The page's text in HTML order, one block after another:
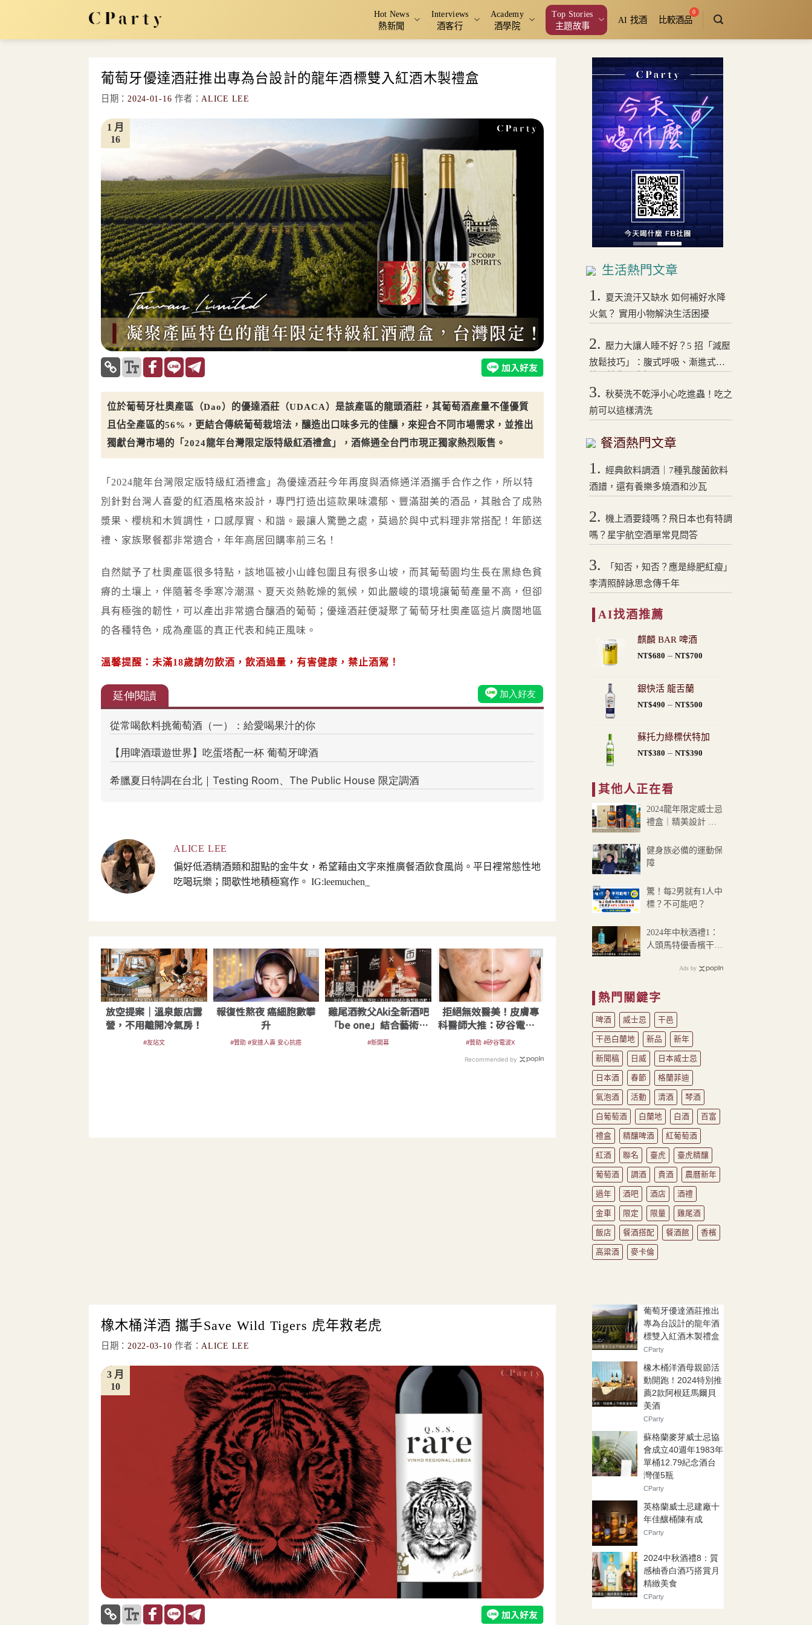
content
Hot News
熱新聞
Interviews
酒客行
Academy
酒學院
Top Stories
主題故事
AI 找酒 比較酒品
葡萄牙優達酒莊推出專為台設計的龍年酒標雙入紅酒木製禮盒
日期： 2024-01-16 作者： ALICE LEE
16
1 月
位於葡萄牙杜奧產區（Dao）的優達酒莊（UDACA）是該產區的龍頭酒莊，其葡萄酒產量不僅優質
且佔全產區的56%，更結合傳統葡萄栽培法，釀造出口味多元的佳釀，來迎合不同市場需求，並推出
獨獻台灣市場的「2024龍年台灣限定版特級紅酒禮盒」，酒條通全台門市現正獨家熱烈販售。
「2024龍年台灣限定版特級紅酒禮盒」為優達酒莊今年再度與酒條通洋酒攜手合作之作，所以特
別針對台灣人喜愛的紅酒風格來設計，專門打造出這款果味濃郁、豐滿甜美的酒品，其融合了成熟
漿果、櫻桃和木質調性，口感厚實、和諧。最讓人驚艷之處，莫過於與中式料理非常搭配！年節送
禮、家族聚餐都非常適合，年年高居回購率前三名！
自然賦予了杜奧產區很多特點，該地區被小山峰包圍且有很多山坡，而其葡萄園均生長在黑綠色貧
瘠的土壤上，伴隨著冬季寒冷潮濕、夏天炎熱乾燥的氣候，如此嚴峻的環境讓葡萄產量不高，但卻
具有極強的韌性，可以產出非常適合釀酒的葡萄；優達酒莊便凝聚了葡萄牙杜奧產區這片廣闊地區
的各種特色，成為產區的真正代表和純正風味。
溫馨提醒：未滿18歲請勿飲酒，飲酒過量，有害健康，禁止酒駕！
ALICE LEE
偏好低酒精酒類和甜點的金牛女，希望藉由文字來推廣餐酒飲食風尚。平日裡常態性地
吃喝玩樂；間歇性地積極寫作。 IG:leemuchen_
放空提案｜溫泉飯店露
營，不用離開冷氣房！
#友站文
PR
報復性熬夜 癌細胞數攀
升
#贊助 #安達人壽 安心抗癌
雞尾酒教父Aki全新酒吧
「be one」結合藝術與
科技體驗
#新開幕
PR
拒絕無效醫美！皮膚專
科醫師大推：矽谷電波 X
讓肌膚由內而外更強韌
#贊助 #矽谷電波X
Recommended by
生活熱門文章
1.
夏天流汗又缺水 如何補好水降
火氣？ 實用小物解決生活困擾
2.
壓力大讓人睡不好？5 招「減壓
放鬆技巧」：腹式呼吸、漸進式拉
3. 秋葵洗不乾淨小心吃進蟲！吃之
前可以這樣清洗
餐酒熱門文章
1. 經典飲料調酒｜7種乳酸菌飲料
酒譜，還有養樂多燒酒和沙瓦
2. 機上酒要錢嗎？飛日本也有特調
嗎？星宇航空酒單常見問答
3.
「知否，知否？應是綠肥紅瘦」
李清照醉詠思念傳千年
AI找酒推薦
麒麟 BAR 啤酒
NT$680 – NT$700價
NT$680
NT$700
銀快活 龍舌蘭
NT$490 – NT$500價
圍：
NT$490
蘇托力綠標伏特加
NT$380 – NT$390價
NT$380
到
NT$390
其他人正在看
2024龍年限定威士忌
禮盒｜精美設計 不
健身族必備的運動保
障
PR
驚！每2男就有1人中
標？不可能吧？
PR
2024年中秋酒禮1：
人頭馬特優香檳干
瓶贈袋禮盒Ads by
熱門關鍵字
啤酒 威士忌 干邑
干邑白蘭地 新品 新年
新聞稿 日威 日本威士忌
日本酒 春節 格蘭菲迪
氣泡酒 活動 清酒 琴酒
白葡萄酒 白蘭地 白酒 百富
禮盒 精釀啤酒 紅葡萄酒
紅酒 聯名 臺虎 臺虎精釀
葡萄酒 調酒 貴酒 農曆新年
過年 酒吧 酒店 酒禮
金車 限定 限量 雞尾酒
飯店 餐酒搭配 餐酒館 香檳
高粱酒 麥卡倫
橡木桶洋酒 攜手Save Wild Tigers 虎年救老虎
日期： 2022-03-10 作者： ALICE LEE
10
3 月